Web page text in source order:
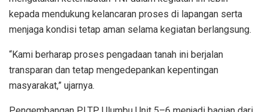
kepada mendukung kelancaran proses di lapangan serta
menjaga kondisi tetap aman selama kegiatan berlangsung.
“Kami berharap proses pengadaan tanah ini berjalan
transparan dan tetap mengedepankan kepentingan
masyarakat,” ujarnya.